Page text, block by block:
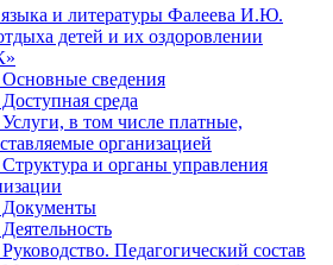
и литературы Фалеева И.Ю.
детей и их оздоровлении
сведения
среда
в том числе платные,
организацией
и органы управления
Педагогический состав